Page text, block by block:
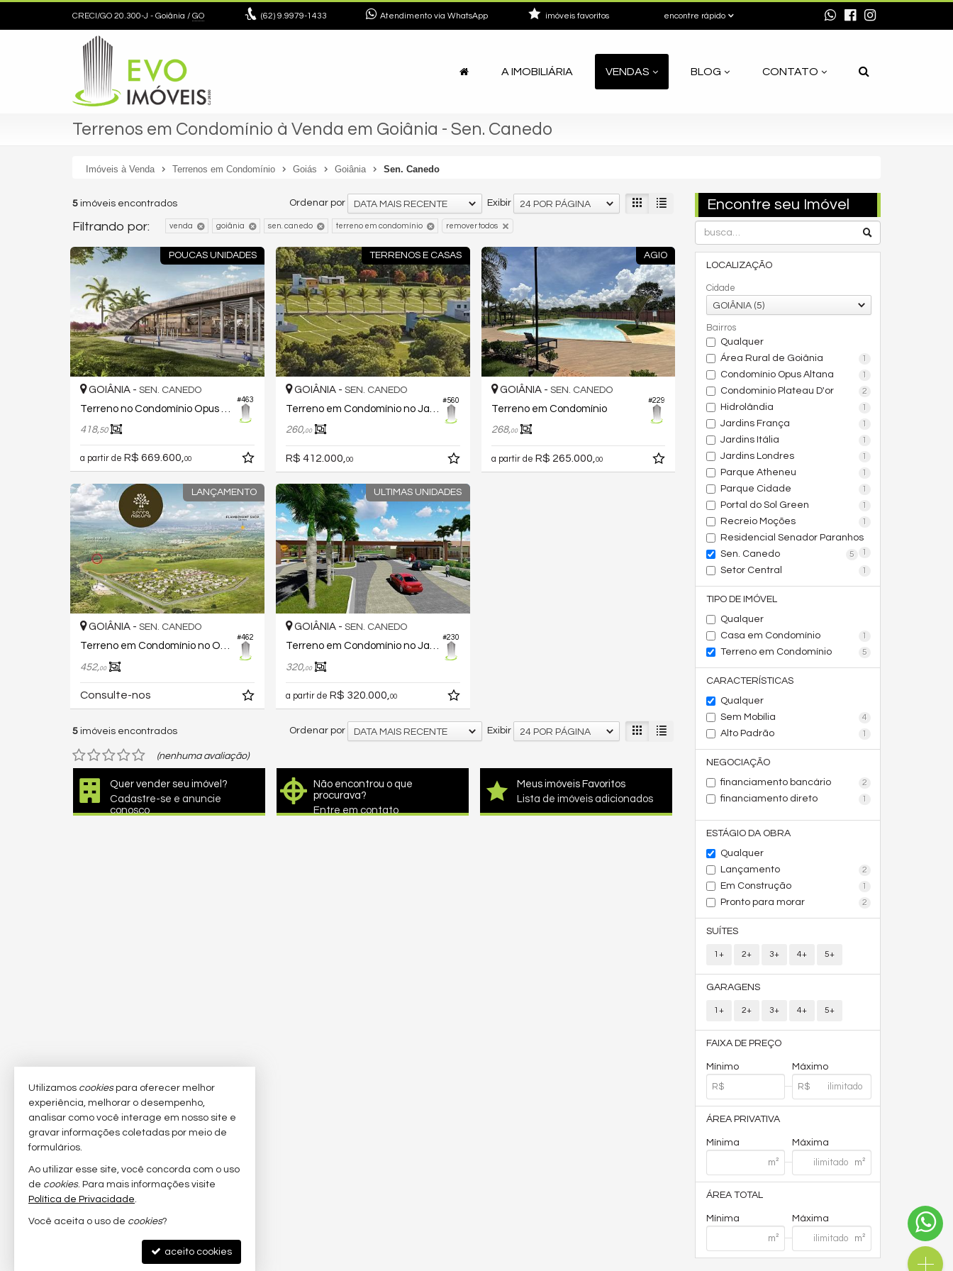
CRECI/GO 20.300-J - Goiânia / GO (62) 9.9979-1433 Atendimento via WhatsApp encontre rápido
imóveis favoritos
A IMOBILIÁRIA VENDAS BLOG CONTATO
Terrenos em Condomínio à Venda em Goiânia - Sen. Canedo
Imóveis à Venda Terrenos em Condomínio Goiás Goiânia Sen. Canedo
Encontre seu Imóvel
LOCALIZAÇÃO
Cidade
GOIÂNIA (5)
Bairros
Qualquer
Área Rural de Goiânia
1
Condomínio Opus Altana 1
Condominio Plateau D'or 2
Hidrolândia 1
Jardins França 1
Jardins Itália 1
Jardins Londres 1
Parque Atheneu 1
Parque Cidade 1
Portal do Sol Green 1
Recreio Moções 1
Residencial Senador Paranhos
1
Sen. Canedo 5
Setor Central 1
TIPO DE IMÓVEL
Qualquer
Casa em Condomínio
1
Terreno em Condomínio 5
CARACTERÍSTICAS
Qualquer
Sem Mobília
4
Alto Padrão 1
NEGOCIAÇÃO
financiamento bancário
2
financiamento direto 1
ESTÁGIO DA OBRA
Qualquer
Lançamento
2
Em Construção 1
Pronto para morar 2
SUÍTES
1+ 2+ 3+ 4+ 5+
GARAGENS
1+ 2+ 3+ 4+ 5+
FAIXA DE PREÇO
Mínimo Máximo
ÁREA PRIVATIVA
Mínima Máxima
ÁREA TOTAL
Mínima Máxima
5 imóveis encontrados Exibir 24 POR PÁGINA
Ordenar por DATA MAIS RECENTE
Filtrando por: venda goiânia sen. canedo terreno em condomínio remover todos
POUCAS UNIDADES
#463
GOIÂNIA - SEN. CANEDO
418,50
a partir de R$ 669.600, 00
TERRENOS E CASAS
#560
GOIÂNIA - SEN. CANEDO
260,00
R$ 412.000, 00
AGIO
#229
GOIÂNIA - SEN. CANEDO
Terreno em Condomínio
268,00
a partir de R$ 265.000, 00
LANÇAMENTO
#462
GOIÂNIA - SEN. CANEDO
Terreno em Condomínio no Opus Terra Naruta
452,00
Consulte-nos
ULTIMAS UNIDADES
#230
GOIÂNIA - SEN. CANEDO
Terreno em Condomínio no Jardins Barcelona
320,00
a partir de R$ 320.000,00
5 imóveis encontrados Exibir 24 POR PÁGINA
Ordenar por DATA MAIS RECENTE
(nenhuma avaliação)
Quer vender seu imóvel?
Cadastre-se e anuncie
conosco
Não encontrou o que
procurava?
Entre em contato
Meus imóveis Favoritos
Lista de imóveis adicionados
Utilizamos cookiespara oferecer melhor
experiência, melhorar o desempenho,
analisar como você interage em nosso site e
gravar informações coletadas por meio de
formulários.
Ao utilizar esse site, você concorda com o uso
de cookies. Para mais informações visite
Política de Privacidade.
Você aceita o uso de cookies?
aceito cookies